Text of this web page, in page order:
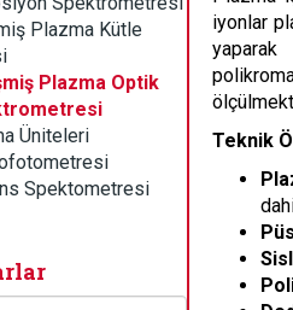
Plazma Kütle
Plazma Optik
Üniteleri
Spektometresi
iyonlar
Teknik